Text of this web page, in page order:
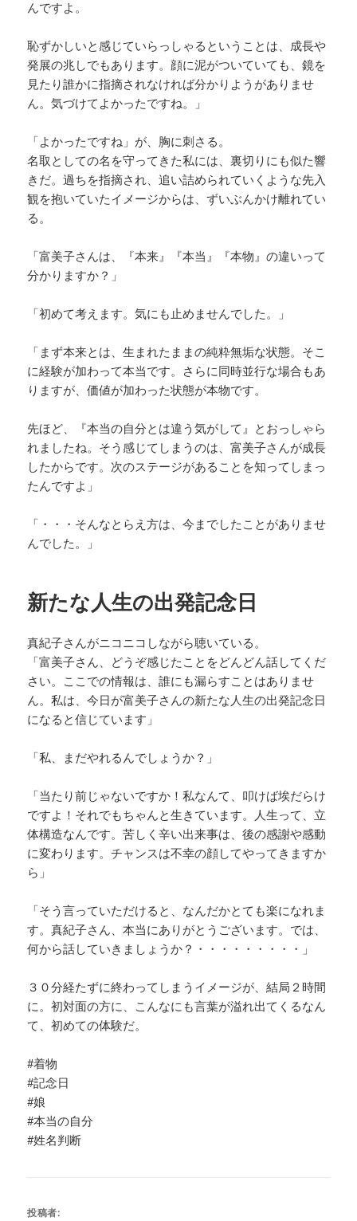
んですよ。
恥ずかしいと感じていらっしゃるということは、成長や
発展の兆しでもあります。顔に泥がついていても、鏡を
見たり誰かに指摘されなければ分かりようがありませ
ん。気づけてよかったですね。」
「よかったですね」が、胸に刺さる。
名取としての名を守ってきた私には、裏切りにも似た響
きだ。過ちを指摘され、追い詰められていくような先入
観を抱いていたイメージからは、ずいぶんかけ離れてい
る。
「富美子さんは、『本来』『本当』『本物』の違いって
分かりますか？」
「初めて考えます。気にも止めませんでした。」
「まず本来とは、生まれたままの純粋無垢な状態。そこ
に経験が加わって本当です。さらに同時並行な場合もあ
りますが、価値が加わった状態が本物です。
先ほど、『本当の自分とは違う気がして』とおっしゃら
れましたね。そう感じてしまうのは、富美子さんが成長
したからです。次のステージがあることを知ってしまっ
たんですよ」
「・・・そんなとらえ方は、今までしたことがありませ
んでした。」
新たな人生の出発記念日
真紀子さんがニコニコしながら聴いている。
「富美子さん、どうぞ感じたことをどんどん話してくだ
さい。ここでの情報は、誰にも漏らすことはありませ
ん。私は、今日が富美子さんの新たな人生の出発記念日
になると信じています」
「私、まだやれるんでしょうか？」
「当たり前じゃないですか！私なんて、叩けば埃だらけ
ですよ！それでもちゃんと生きています。人生って、立
体構造なんです。苦しく辛い出来事は、後の感謝や感動
に変わります。チャンスは不幸の顔してやってきますか
ら」
「そう言っていただけると、なんだかとても楽になれま
す。真紀子さん、本当にありがとうございます。では、
何から話していきましょうか？・・・・・・・・・」
３０分経たずに終わってしまうイメージが、結局２時間
に。初対面の方に、こんなにも言葉が溢れ出てくるなん
て、初めての体験だ。
#着物
#記念日
#娘
#本当の自分
#姓名判断
投稿者: